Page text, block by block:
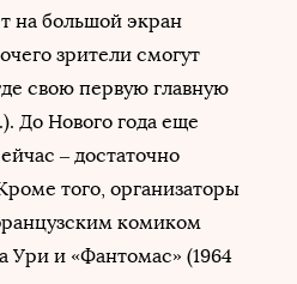
на большой экран
зрители смогут
свою первую главную
До Нового года еще
– достаточно
того, организаторы
комиком
Ури и «Фантомас» (1964